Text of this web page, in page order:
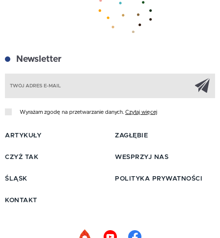
Newsletter
Wyrażam zgodę na przetwarzanie danych. Czytaj więcej
ARTYKUŁY
CZYŻ TAK
ŚLĄSK
ZAGŁĘBIE
WESPRZYJ NAS
POLITYKA PRYWATNOŚCI
KONTAKT